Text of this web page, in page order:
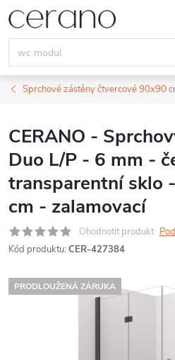
Přejít
na
obsah
Sprchové zástěny čtvercové 90x90
CERANO -
Duo L/P - 6 mm -
transparentní sklo
cm - zalamovací
Ohodnotit produkt
Kód produktu: CER-427384
PRODLOUŽENÁ ZÁRUKA